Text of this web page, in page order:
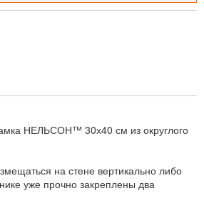
НЕЛЬСОН™ 30х40 см из округлого
на стене вертикально либо
уже прочно закреплены два